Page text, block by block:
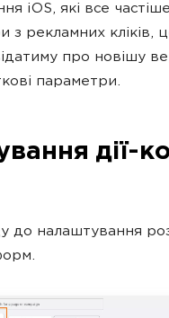
iOS, які все
з рекламних кліків,
про новішу
параметри.
дії-
до налаштування